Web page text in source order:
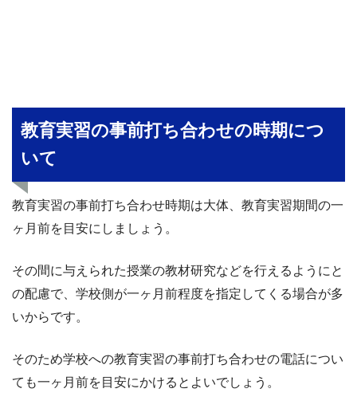
教育実習の事前打ち合わせの時期につ
いて
教育実習の事前打ち合わせ時期は大体、教育実習期間の一
ヶ月前を目安にしましょう。
その間に与えられた授業の教材研究などを行えるようにと
の配慮で、学校側が一ヶ月前程度を指定してくる場合が多
いからです。
そのため学校への教育実習の事前打ち合わせの電話につい
ても一ヶ月前を目安にかけるとよいでしょう。